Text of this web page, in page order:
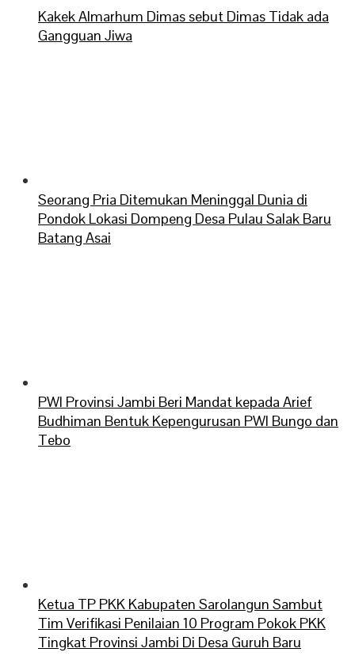
Kakek Almarhum Dimas sebut Dimas Tidak ada
Gangguan Jiwa
Seorang Pria Ditemukan Meninggal Dunia di
Pondok Lokasi Dompeng Desa Pulau Salak Baru
Batang Asai
PWI Provinsi Jambi Beri Mandat kepada Arief
Budhiman Bentuk Kepengurusan PWI Bungo dan
Tebo
Ketua TP PKK Kabupaten Sarolangun Sambut
Tim Verifikasi Penilaian 10 Program Pokok PKK
Tingkat Provinsi Jambi Di Desa Guruh Baru